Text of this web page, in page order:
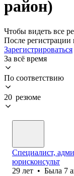
район)
Чтобы видеть все
После
Зарегистрироваться
За всё время
По соответствию
20 резюме
Специалист,
юрисконсульт
29 лет • Была 7